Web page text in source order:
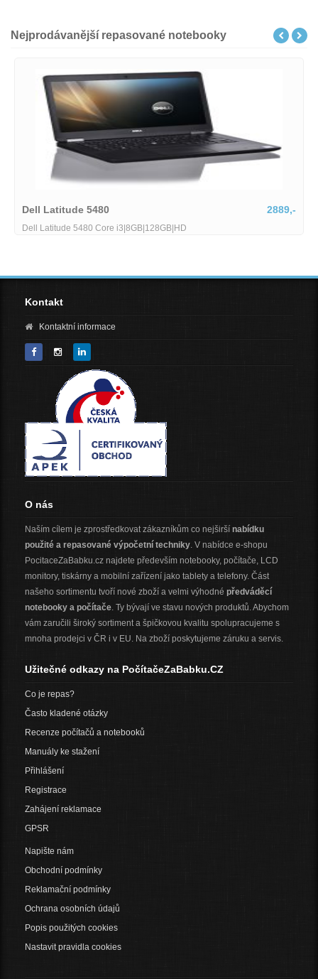
Nejprodávanější repasované notebooky
Dell Latitude 5480 2889,-
Dell Latitude 5480 Core i3|8GB|128GB|HD
Kontakt
Kontaktní informace
O nás
Naším cílem je zprostředkovat zákazníkům co nejširší nabídku
použité a repasované výpočetní techniky. V nabídce e-shopu
PocitaceZaBabku.cz najdete především notebooky, počítače, LCD
monitory, tiskárny a mobilní zařízení jako tablety a telefony. Část
našeho sortimentu tvoří nové zboží a velmi výhodné předváděcí
notebooky a počítače. Ty bývají ve stavu nových produktů. Abychom
vám zaručili široký sortiment a špičkovou kvalitu spolupracujeme s
mnoha prodejci v ČR i v EU. Na zboží poskytujeme záruku a servis.
Užitečné odkazy na PočítačeZaBabku.CZ
Co je repas?
Často kladené otázky
Recenze počítačů a notebooků
Manuály ke stažení
Přihlášení
Registrace
Zahájení reklamace
GPSR
Napište nám
Obchodní podmínky
Reklamační podmínky
Ochrana osobních údajů
Popis použitých cookies
Nastavit pravidla cookies